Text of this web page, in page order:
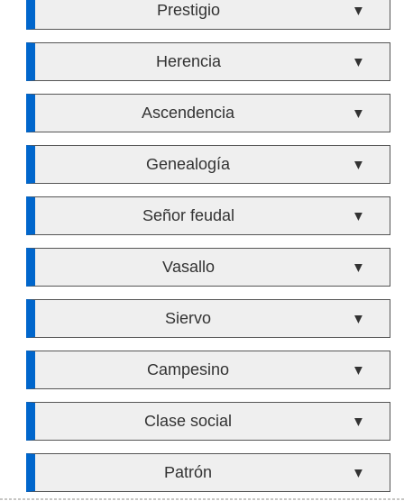
Prestigio ▼
Herencia ▼
Ascendencia ▼
Genealogía ▼
Señor feudal ▼
Vasallo ▼
Siervo ▼
Campesino ▼
Clase social ▼
Patrón ▼